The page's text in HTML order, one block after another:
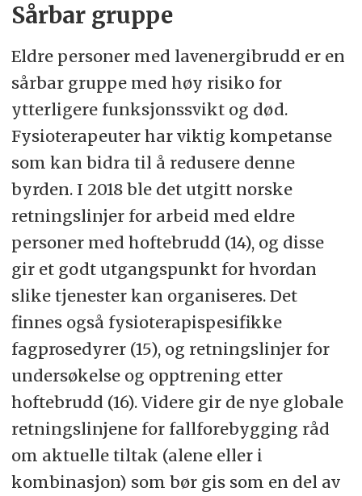
Sårbar gruppe
Eldre personer med lavenergibrudd er en
sårbar gruppe med høy risiko for
ytterligere funksjonssvikt og død.
Fysioterapeuter har viktig kompetanse
som kan bidra til å redusere denne
byrden. I 2018 ble det utgitt norske
retningslinjer for arbeid med eldre
personer med hoftebrudd (14), og disse
gir et godt utgangspunkt for hvordan
slike tjenester kan organiseres. Det
finnes også fysioterapispesifikke
fagprosedyrer (15), og retningslinjer for
undersøkelse og opptrening etter
hoftebrudd (16). Videre gir de nye globale
retningslinjene for fallforebygging råd
om aktuelle tiltak (alene eller i
kombinasjon) som bør gis som en del av